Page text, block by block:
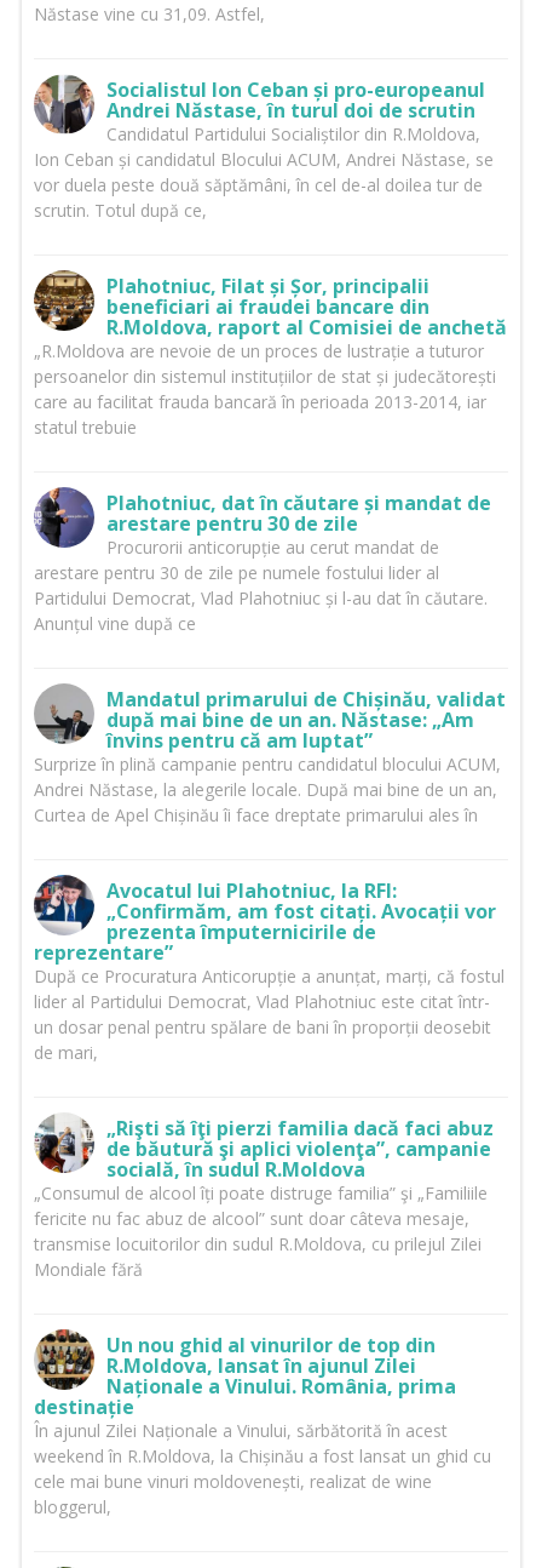
Năstase vine cu 31,09. Astfel,
Socialistul Ion Ceban și pro-europeanul
Andrei Năstase, în turul doi de scrutin
Candidatul Partidului Socialiștilor din R.Moldova,
Ion Ceban și candidatul Blocului ACUM, Andrei Năstase, se
vor duela peste două săptămâni, în cel de-al doilea tur de
scrutin. Totul după ce,
Plahotniuc, Filat și Șor, principalii
beneficiari ai fraudei bancare din
R.Moldova, raport al Comisiei de anchetă
„R.Moldova are nevoie de un proces de lustrație a tuturor
persoanelor din sistemul instituțiilor de stat și judecătorești
care au facilitat frauda bancară în perioada 2013-2014, iar
statul trebuie
Plahotniuc, dat în căutare și mandat de
arestare pentru 30 de zile
Procurorii anticorupție au cerut mandat de
arestare pentru 30 de zile pe numele fostului lider al
Partidului Democrat, Vlad Plahotniuc și l-au dat în căutare.
Anunțul vine după ce
Mandatul primarului de Chișinău, validat
după mai bine de un an. Năstase: „Am
învins pentru că am luptat”
Surprize în plină campanie pentru candidatul blocului ACUM,
Andrei Năstase, la alegerile locale. După mai bine de un an,
Curtea de Apel Chișinău îi face dreptate primarului ales în
Avocatul lui Plahotniuc, la RFI:
„Confirmăm, am fost citați. Avocații vor
prezenta împuternicirile de
reprezentare”
După ce Procuratura Anticorupție a anunțat, marți, că fostul
lider al Partidului Democrat, Vlad Plahotniuc este citat într-
un dosar penal pentru spălare de bani în proporții deosebit
de mari,
„Rişti să îţi pierzi familia dacă faci abuz
de băutură şi aplici violenţa”, campanie
socială, în sudul R.Moldova
„Consumul de alcool îți poate distruge familia” şi „Familiile
fericite nu fac abuz de alcool” sunt doar câteva mesaje,
transmise locuitorilor din sudul R.Moldova, cu prilejul Zilei
Mondiale fără
Un nou ghid al vinurilor de top din
R.Moldova, lansat în ajunul Zilei
Naționale a Vinului. România, prima
destinație
În ajunul Zilei Naționale a Vinului, sărbătorită în acest
weekend în R.Moldova, la Chișinău a fost lansat un ghid cu
cele mai bune vinuri moldovenești, realizat de wine
bloggerul,